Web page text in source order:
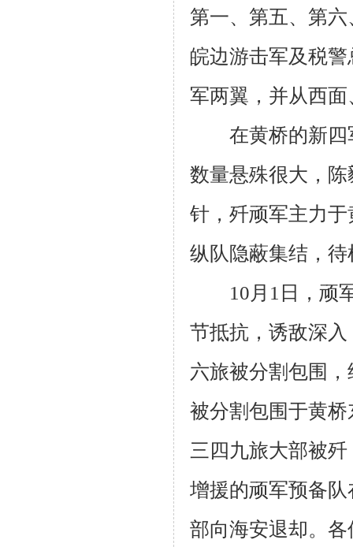
第一、第五、第
皖边游击军及税
军两翼，并从西
在黄桥的新四
数量悬殊很大，
针，歼顽军主力
纵队隐蔽集结，
10月 1 日，顽
节抵抗，诱敌深
六旅被分割包围，
被分割包围于黄
三四九旅大部被
增援的顽军预备
部向海安退却。